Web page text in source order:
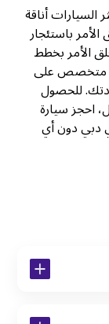
أناقة
باستئجار
الأمر بخطط
متخصص على
للحصول
احجز سيارة
دبي دون أي